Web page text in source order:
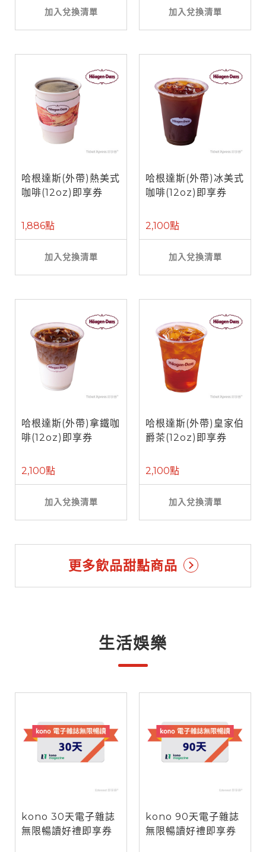
加入兌換清單 加入兌換清單
哈根達斯(外帶)熱美式
咖啡(12oz)即享券
1,886點
加入兌換清單
哈根達斯(外帶)冰美式
咖啡(12oz)即享券
2,100點
加入兌換清單
哈根達斯(外帶)拿鐵咖
啡(12oz)即享券
2,100點
加入兌換清單
哈根達斯(外帶)皇家伯
爵茶(12oz)即享券
2,100點
加入兌換清單
更多飲品甜點商品
生活娛樂
kono 30天電子雜誌
無限暢讀好禮即享券
kono 90天電子雜誌
無限暢讀好禮即享券